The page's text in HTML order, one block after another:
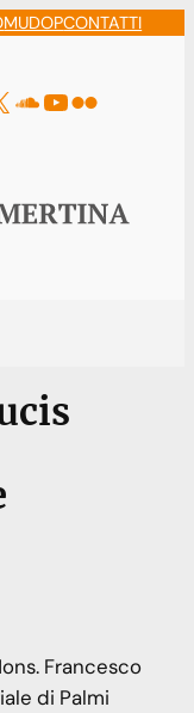
MUDOPCONTATTI
Soundcloud
YouTube
Flickr
Francesco
di Palmi